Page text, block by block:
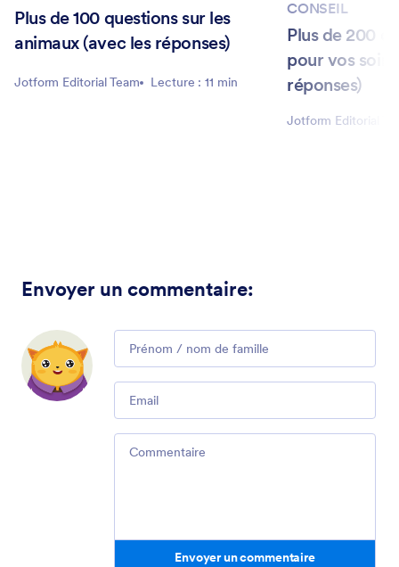
Plus de 100 questions sur les
animaux (avec les réponses)
Jotform Editorial Team Lecture : 11 min
CONSEIL
Plus de 200
pour vos
réponses)
Jotform Editorial
Envoyer un commentaire:
Comment
Email
Comment
Envoyer un commentaire